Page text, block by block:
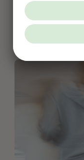
geliefert. Damit
Die Zubereitung
kleinere Teams
Betriebe, die eine